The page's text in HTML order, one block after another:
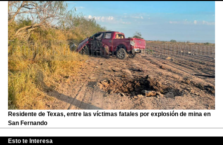
Residente de Texas, entre las víctimas fatales por explosión de mina en
San Fernando
Esto te Interesa